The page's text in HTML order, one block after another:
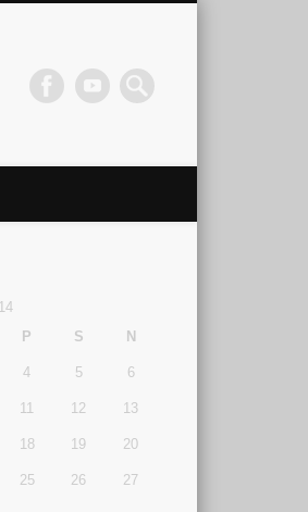
P S N
4 5 6
11 12 13
18 19 20
25 26 27